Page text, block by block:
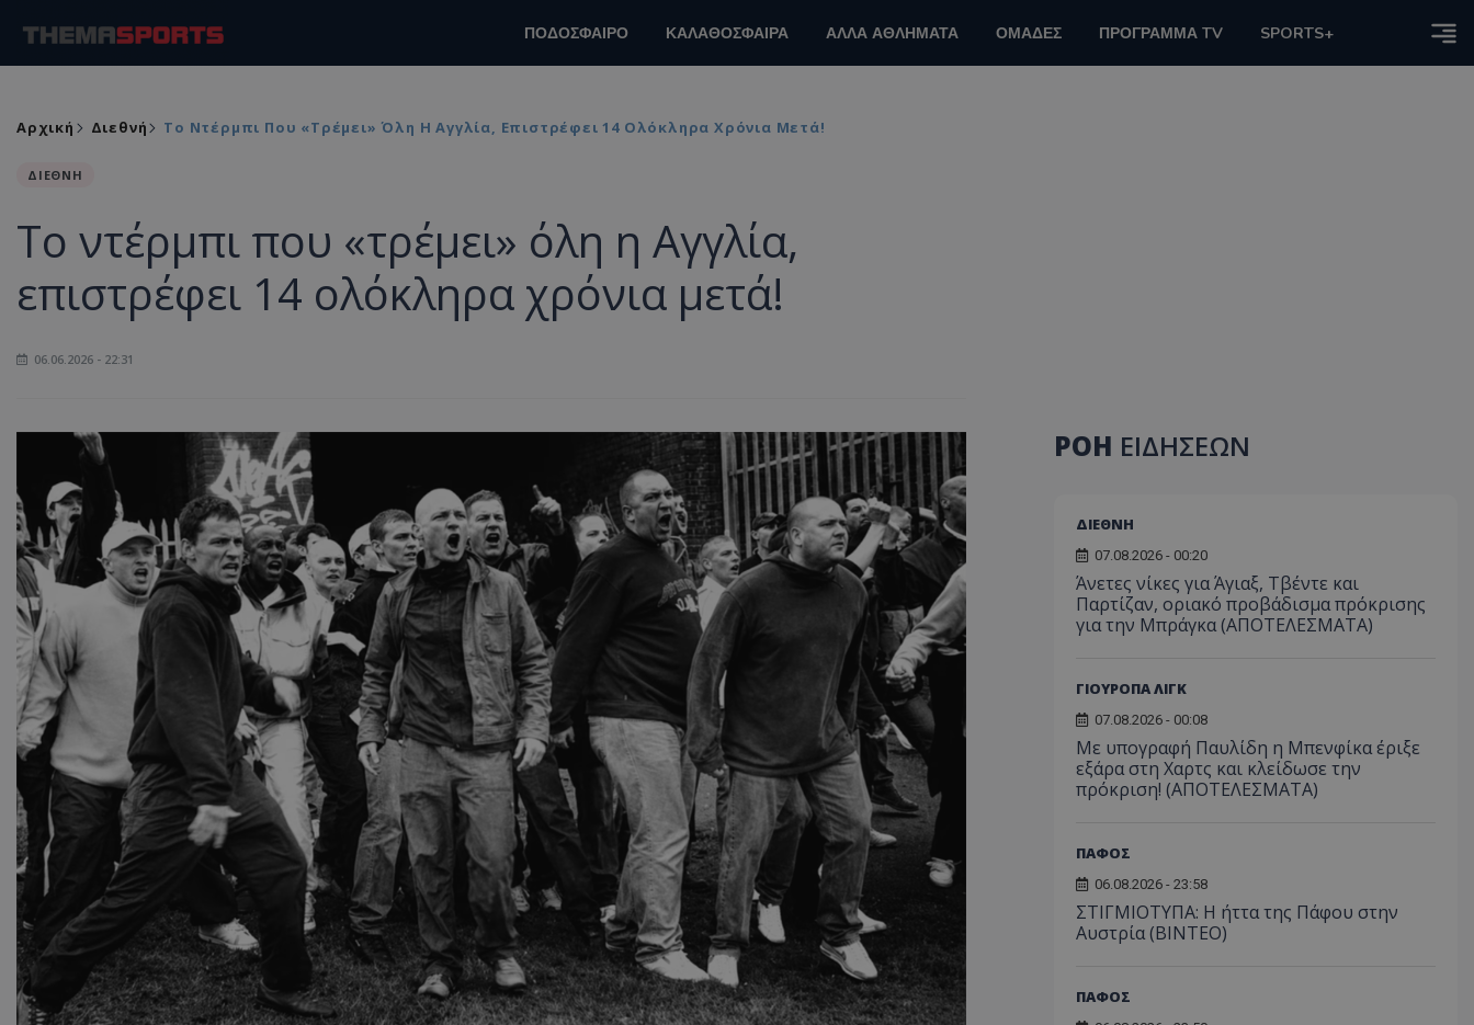
ΠΟΔΟΣΦΑΙΡΟ ΚΑΛΑΘΟΣΦΑΙΡΑ ΑΛΛΑ ΑΘΛΗΜΑΤΑ ΟΜΑΔΕΣ ΠΡΟΓΡΑΜΜΑ TV SPORTS+
Αρχική Διεθνή Το Ντέρμπι Που «τρέμει» Όλη Η Αγγλία, Επιστρέφει 14 Ολόκληρα Χρόνια Μετά!
ΔΙΕΘΝΗ
Το ντέρμπι που «τρέμει» όλη η Αγγλία,
επιστρέφει 14 ολόκληρα χρόνια μετά!
06.06.2026 - 22:31
ΡΟΗ ΕΙΔΗΣΕΩΝ
ΔΙΕΘΝΗ
07.08.2026 - 00:20
Άνετες νίκες για Άγιαξ, Τβέντε και
Παρτίζαν, οριακό προβάδισμα πρόκρισης
για την Μπράγκα (ΑΠΟΤΕΛΕΣΜΑΤΑ)
ΓΙΟΥΡΟΠΑ ΛΙΓΚ
07.08.2026 - 00:08
Με υπογραφή Παυλίδη η Μπενφίκα έριξε
εξάρα στη Χαρτς και κλείδωσε την
πρόκριση! (ΑΠΟΤΕΛΕΣΜΑΤΑ)
ΠΑΦΟΣ
06.08.2026 - 23:58
ΣΤΙΓΜΙΟΤΥΠΑ: Η ήττα της Πάφου στην
Αυστρία (ΒΙΝΤΕΟ)
ΠΑΦΟΣ